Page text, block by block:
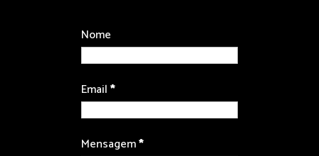
Nome
Email*
Mensagem*